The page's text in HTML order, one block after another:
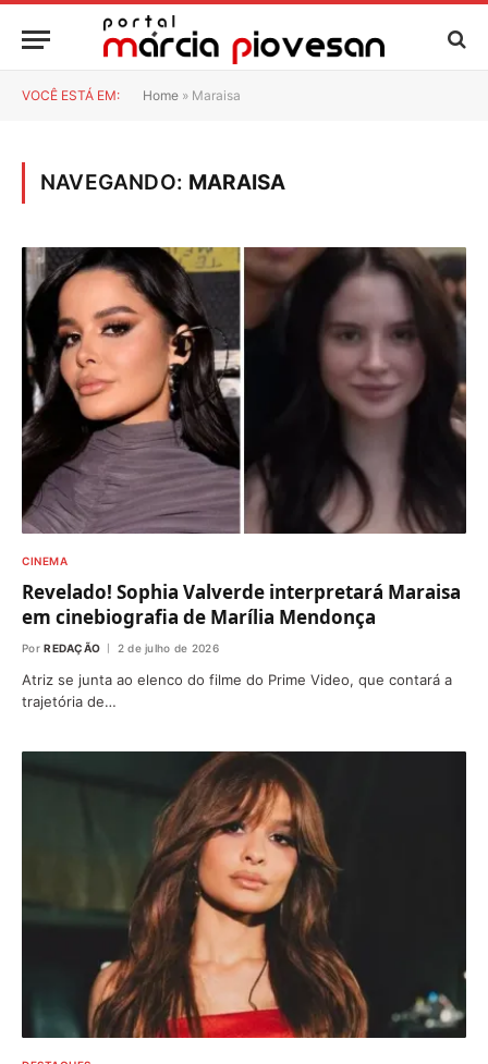
VOCÊ ESTÁ EM: Home » Maraisa
NAVEGANDO: MARAISA
CINEMA
Revelado! Sophia Valverde interpretará Maraisa
em cinebiografia de Marília Mendonça
Por REDAÇÃO 2 de julho de 2026
Atriz se junta ao elenco do filme do Prime Video, que contará a
trajetória de…